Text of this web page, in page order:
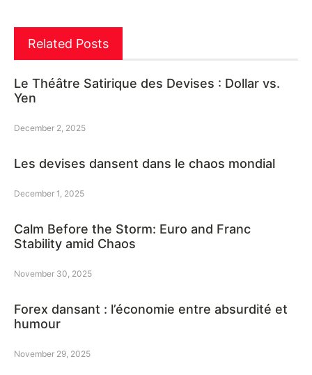
Related Posts
Le Théâtre Satirique des Devises : Dollar vs.
Yen
December 2, 2025
Les devises dansent dans le chaos mondial
December 1, 2025
Calm Before the Storm: Euro and Franc
Stability amid Chaos
November 30, 2025
Forex dansant : l’économie entre absurdité et
humour
November 29, 2025